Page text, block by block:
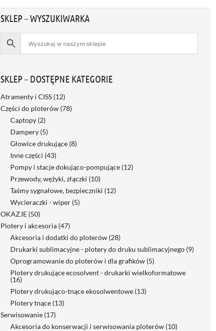
SKLEP – WYSZUKIWARKA
SKLEP – DOSTĘPNE KATEGORIE
Atramenty i CISS (12)
Części do ploterów (78)
Captopy (2)
Dampery (5)
Głowice drukujące (8)
Inne części (43)
Pompy i stacje dokująco-pompujące (12)
Przewody, wężyki, złączki (10)
Taśmy sygnałowe, bezpieczniki (12)
Wycieraczki - wiper (5)
OKAZJE (50)
Plotery i akcesoria (47)
Akcesoria i dodatki do ploterów (28)
Drukarki sublimacyjne - plotery do druku sublimacyjnego (9)
Oprogramowanie do ploterów i dla grafików (5)
Plotery drukujące ecosolvent - drukarki wielkoformatowe
(16)
Plotery drukująco-tnące ekosolwentowe (13)
Plotery tnące (13)
Serwisowanie (17)
Akcesoria do konserwacji i serwisowania ploterów (10)